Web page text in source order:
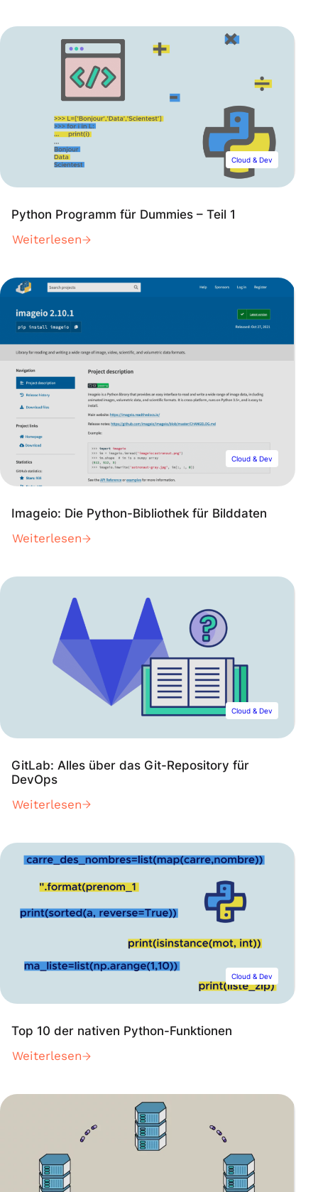
Cloud & Dev
Python Programm für Dummies – Teil 1
Weiterlesen
Cloud & Dev
Imageio: Die Python-Bibliothek für Bilddaten
Weiterlesen
Cloud & Dev
GitLab: Alles über das Git-Repository für
DevOps
Weiterlesen
Cloud & Dev
Top 10 der nativen Python-Funktionen
Weiterlesen